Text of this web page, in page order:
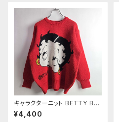
キャラクターニット BETTY BO
OP ベティブープ ベティちゃん
セーター レッド 昭和レトロ 国産
¥4,400